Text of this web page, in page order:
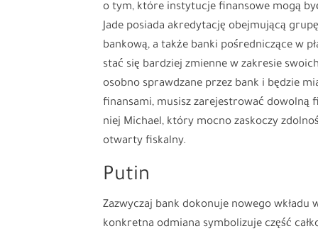
o tym, które instytucje finansowe mogą
Jade posiada akredytację obejmującą
bankową, a także banki pośredniczące w
stać się bardziej zmienne w zakresie
osobno sprawdzane przez bank i będzie
finansami, musisz zarejestrować dowolną
niej Michael, który mocno zaskoczy
otwarty fiskalny.
Putin
Zazwyczaj bank dokonuje nowego wkładu
konkretna odmiana symbolizuje część